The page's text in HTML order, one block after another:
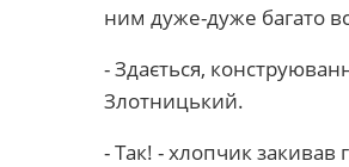
ним дуже-дуже багато
- Здається,
Злотницький.
- Так! - хлопчик